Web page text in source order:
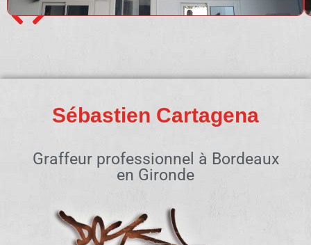
Sébastien Cartagena
Graffeur professionnel à Bordeaux
en Gironde